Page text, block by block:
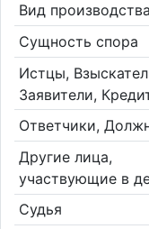
Вид производства
Сущность спора
Истцы,
Заявители,
Ответчики,
Другие лица,
участвующие в
Судья